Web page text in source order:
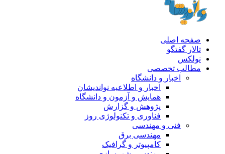
صفحه اصلی
تالار گفتگو
نولکس
مطالب تخصصی
اخبار و دانشگاه
اخبار و اطلاعیه نواندیشان
همایش و آزمون و دانشگاه
پژوهش و گزارش
فناوری و تکنولوژی روز
فنی و مهندسی
مهندسی برق
کامپیوتر و گرافیک